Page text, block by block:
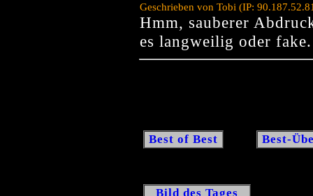
Geschrieben von Tobi (IP:
Hmm, sauberer
es langweilig oder fake.
Best of Best Best-
Bild des Tages